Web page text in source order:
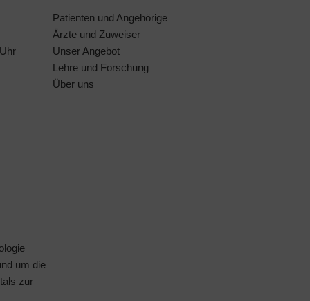
um die
zur
Patienten und Angehörige
Ärzte und Zuweiser
Unser Angebot
Lehre und Forschung
Über uns